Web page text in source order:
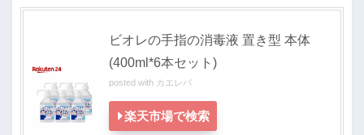
ビオレの手指の消毒液 置き型 本体
(400ml*6本セット)
posted with カエレバ
楽天市場で検索